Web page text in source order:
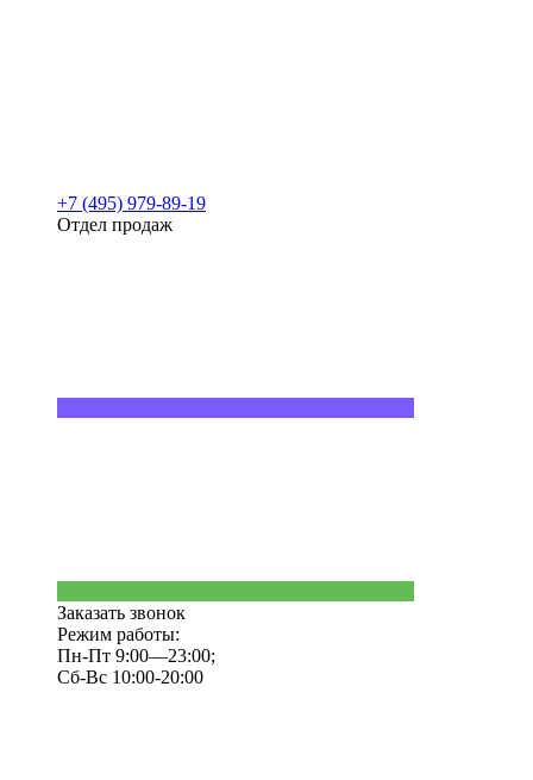
+7 (495) 979-89-19
Отдел продаж
Заказать звонок
Режим работы:
Пн-Пт 9:00—23:00;
Сб-Вс 10:00-20:00